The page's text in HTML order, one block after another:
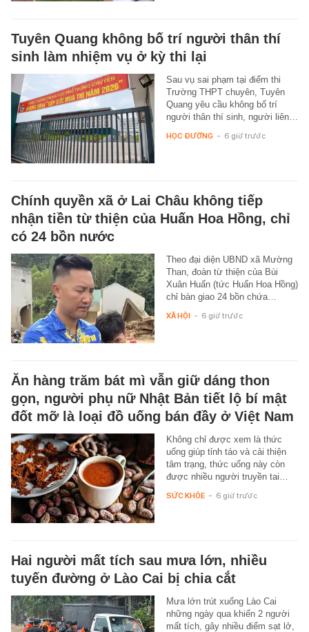
Tuyên Quang không bố trí người thân thí
sinh làm nhiệm vụ ở kỳ thi lại
Sau vụ sai phạm tại điểm thi
Trường THPT chuyên, Tuyên
Quang yêu cầu không bố trí
người thân thí sinh, người liên…
HỌC ĐƯỜNG - 6 giờ trước
Chính quyền xã ở Lai Châu không tiếp
nhận tiền từ thiện của Huấn Hoa Hồng, chỉ
có 24 bồn nước
Theo đại diện UBND xã Mường
Than, đoàn từ thiện của Bùi
Xuân Huấn (tức Huấn Hoa Hồng)
chỉ bàn giao 24 bồn chứa…
XÃ HỘI - 6 giờ trước
Ăn hàng trăm bát mì vẫn giữ dáng thon
gọn, người phụ nữ Nhật Bản tiết lộ bí mật
đốt mỡ là loại đồ uống bán đầy ở Việt Nam
Không chỉ được xem là thức
uống giúp tỉnh táo và cải thiện
tâm trạng, thức uống này còn
được nhiều người truyền tai…
SỨC KHỎE - 6 giờ trước
Hai người mất tích sau mưa lớn, nhiều
tuyến đường ở Lào Cai bị chia cắt
Mưa lớn trút xuống Lào Cai
những ngày qua khiến 2 người
mất tích, gây nhiều điểm sạt lở,